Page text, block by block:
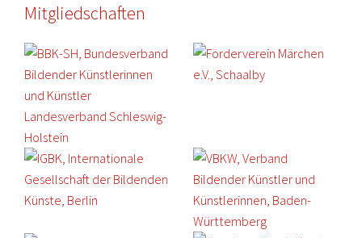
Mitgliedschaften